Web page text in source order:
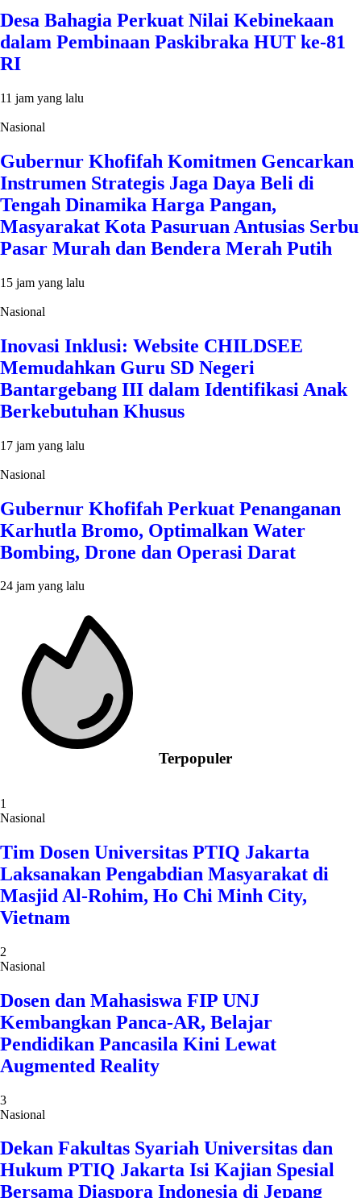
Desa Bahagia Perkuat Nilai Kebinekaan
dalam Pembinaan Paskibraka HUT ke-81
RI
11 jam yang lalu
Nasional
Gubernur Khofifah Komitmen Gencarkan
Instrumen Strategis Jaga Daya Beli di
Tengah Dinamika Harga Pangan,
Masyarakat Kota Pasuruan Antusias Serbu
Pasar Murah dan Bendera Merah Putih
15 jam yang lalu
Nasional
Inovasi Inklusi: Website CHILDSEE
Memudahkan Guru SD Negeri
Bantargebang III dalam Identifikasi Anak
Berkebutuhan Khusus
17 jam yang lalu
Nasional
Gubernur Khofifah Perkuat Penanganan
Karhutla Bromo, Optimalkan Water
Bombing, Drone dan Operasi Darat
24 jam yang lalu
Terpopuler
1
Nasional
Tim Dosen Universitas PTIQ Jakarta
Laksanakan Pengabdian Masyarakat di
Masjid Al-Rohim, Ho Chi Minh City,
Vietnam
2
Nasional
Dosen dan Mahasiswa FIP UNJ
Kembangkan Panca-AR, Belajar
Pendidikan Pancasila Kini Lewat
Augmented Reality
3
Nasional
Dekan Fakultas Syariah Universitas dan
Hukum PTIQ Jakarta Isi Kajian Spesial
Bersama Diaspora Indonesia di Jepang